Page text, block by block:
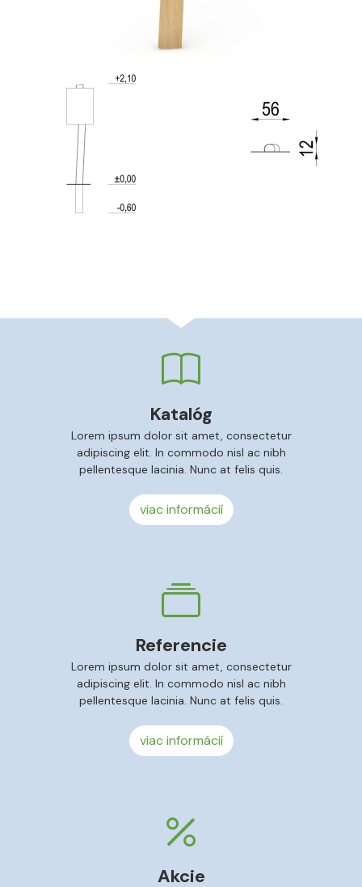
Katalóg
Lorem ipsum dolor sit amet, consectetur
adipiscing elit. In commodo nisl ac nibh
pellentesque lacinia. Nunc at felis quis.
viac informácií
Referencie
Lorem ipsum dolor sit amet, consectetur
adipiscing elit. In commodo nisl ac nibh
pellentesque lacinia. Nunc at felis quis.
viac informácií
Akcie